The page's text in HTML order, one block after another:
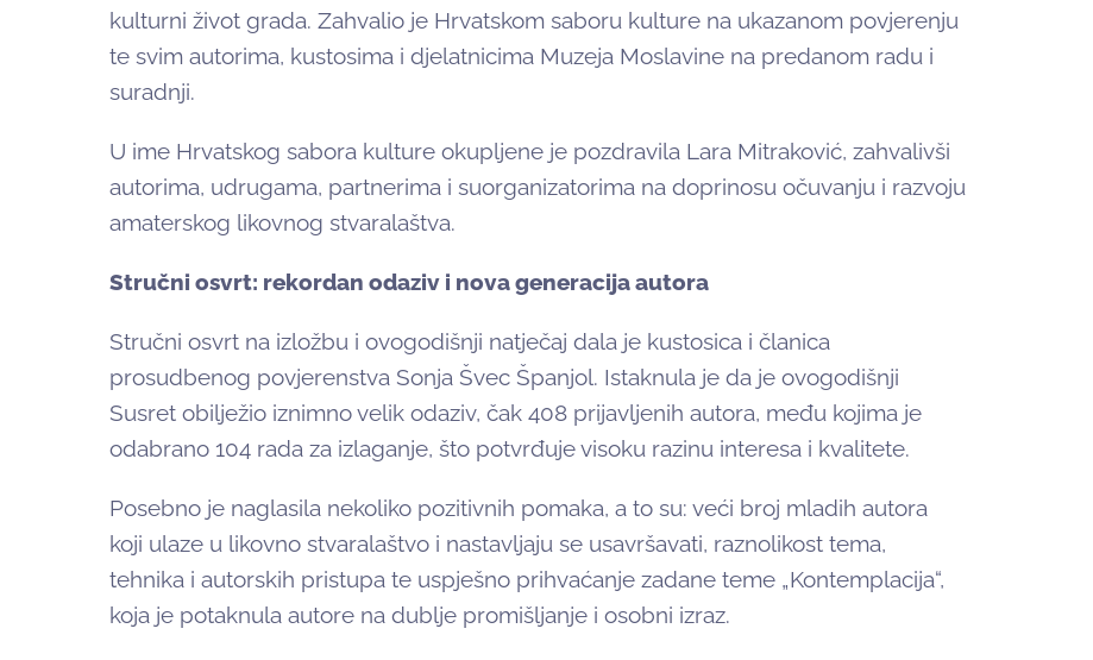
kulturni život grada. Zahvalio je Hrvatskom saboru kulture na ukazanom povjerenju
te svim autorima, kustosima i djelatnicima Muzeja Moslavine na predanom radu i
suradnji.
U ime Hrvatskog sabora kulture okupljene je pozdravila Lara Mitraković, zahvalivši
autorima, udrugama, partnerima i suorganizatorima na doprinosu očuvanju i razvoju
amaterskog likovnog stvaralaštva.
Stručni osvrt: rekordan odaziv i nova generacija autora
Stručni osvrt na izložbu i ovogodišnji natječaj dala je kustosica i članica
prosudbenog povjerenstva Sonja Švec Španjol. Istaknula je da je ovogodišnji
Susret obilježio iznimno velik odaziv, čak 408 prijavljenih autora, među kojima je
odabrano 104 rada za izlaganje, što potvrđuje visoku razinu interesa i kvalitete.
Posebno je naglasila nekoliko pozitivnih pomaka, a to su: veći broj mladih autora
koji ulaze u likovno stvaralaštvo i nastavljaju se usavršavati, raznolikost tema,
tehnika i autorskih pristupa te uspješno prihvaćanje zadane teme „Kontemplacija“,
koja je potaknula autore na dublje promišljanje i osobni izraz.